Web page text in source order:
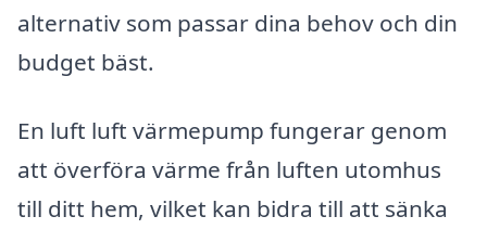
alternativ som passar dina behov och din
budget bäst.
En luft luft värmepump fungerar genom
att överföra värme från luften utomhus
till ditt hem, vilket kan bidra till att sänka